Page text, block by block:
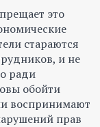
это
стараются
и не
ради
обойти
воспринимают
прав